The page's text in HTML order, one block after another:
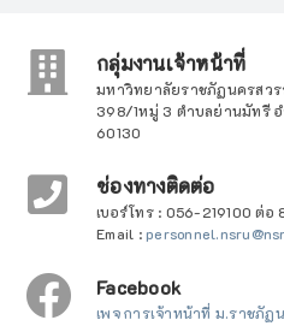
กลุ่มงานเจ้าหน้าที่
มหาวิทยาลัยราชภัฏนครสว
398/1หมู่ 3 ตำบลย่านมัทรี
60130
ช่องทางติดต่อ
เบอร์โทร : 056-219100 ต่อ
Email :
Facebook
เพจ การเจ้าหน้าที่ ม.ราชภัฏ